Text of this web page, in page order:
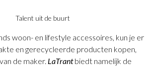
Talent uit de buurt
woon- en lifestyle accessoires, kun je er
en gerecycleerde producten kopen,
de maker. LaTrantbiedt namelijk de